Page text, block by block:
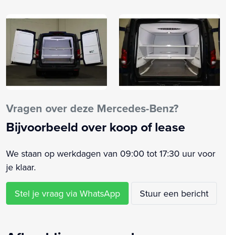
Boordcomputer
Buitenspiegels elektrisch verstel- en verwarmbaar
Centrale deurvergrendeling met afstandsbediening
Centrale vergrendeling met afstandsbediening
Dag/nacht aansluiting
Elektrische ramen voor
Elektronische remkrachtverdeling
Grijs kenteken
Koelwagen
Lichtmetalen velgen
Navigatiesysteem
Vragen over deze Mercedes-Benz?
Bijvoorbeeld over koop of lease
We staan op werkdagen van 09:00 tot 17:30 uur voor
je klaar.
Stel je vraag via WhatsApp Stuur een bericht